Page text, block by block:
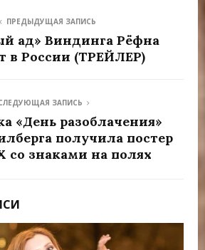
ПРЕДЫДУЩАЯ ЗАПИСЬ
ад» Виндинга Рёфна
в России (ТРЕЙЛЕР)
ЗАПИСЬ
«День разоблачения»
получила постер
со знаками на полях